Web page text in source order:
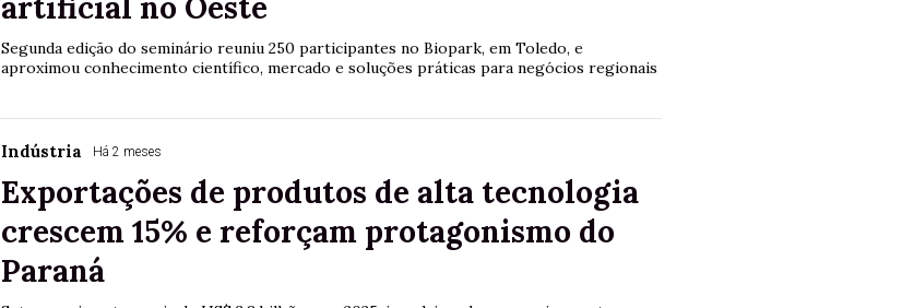
Segunda edição do seminário reuniu 250 participantes no Biopark, em Toledo, e
aproximou conhecimento científico, mercado e soluções práticas para negócios regionais
Indústria Há 2 meses
Exportações de produtos de alta tecnologia
crescem 15% e reforçam protagonismo do
Paraná